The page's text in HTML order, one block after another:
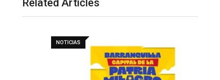
Related Articles
NOTICIAS